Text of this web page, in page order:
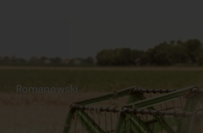
Romanowski
Praca